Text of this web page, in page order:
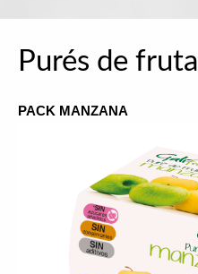
Purés de fruta
PACK MANZANA